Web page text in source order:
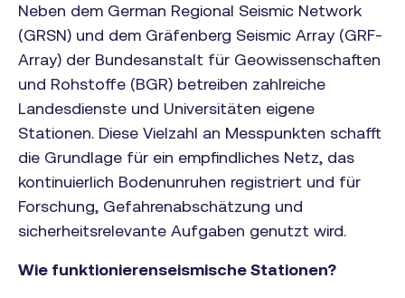
Neben dem German Regional Seismic Network
(GRSN) und dem Gräfenberg Seismic Array (GRF-
Array) der Bundesanstalt für Geowissenschaften
und Rohstoffe (BGR) betreiben zahlreiche
Landesdienste und Universitäten eigene
Stationen. Diese Vielzahl an Messpunkten schafft
die Grundlage für ein empfindliches Netz, das
kontinuierlich Bodenunruhen registriert und für
Forschung, Gefahrenabschätzung und
sicherheitsrelevante Aufgaben genutzt wird.
Wie funktionierenseismische Stationen?